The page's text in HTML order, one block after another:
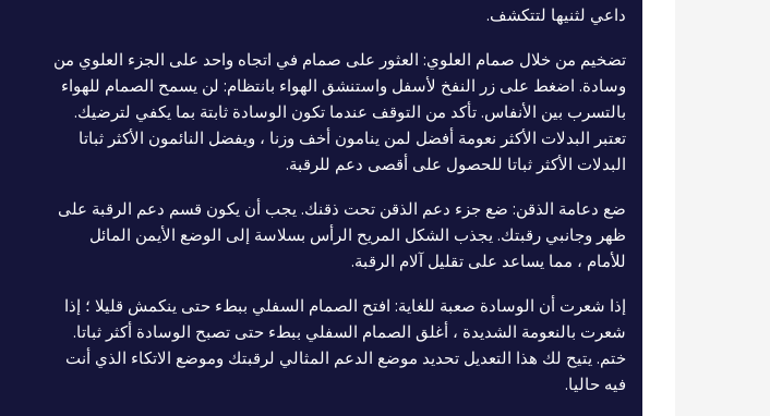
داعي لثنيها لتتكشف.
تضخيم من خلال صمام العلوي: العثور على صمام في اتجاه واحد على الجزء العلوي من
وسادة. اضغط على زر النفخ لأسفل واستنشق الهواء بانتظام: لن يسمح الصمام للهواء
بالتسرب بين الأنفاس. تأكد من التوقف عندما تكون الوسادة ثابتة بما يكفي لترضيك.
تعتبر البدلات الأكثر نعومة أفضل لمن ينامون أخف وزنا ، ويفضل النائمون الأكثر ثباتا
البدلات الأكثر ثباتا للحصول على أقصى دعم للرقبة.
ضع دعامة الذقن: ضع جزء دعم الذقن تحت ذقنك. يجب أن يكون قسم دعم الرقبة على
ظهر وجانبي رقبتك. يجذب الشكل المريح الرأس بسلاسة إلى الوضع الأيمن المائل
للأمام ، مما يساعد على تقليل آلام الرقبة.
إذا شعرت أن الوسادة صعبة للغاية: افتح الصمام السفلي ببطء حتى ينكمش قليلا ؛ إذا
شعرت بالنعومة الشديدة ، أغلق الصمام السفلي ببطء حتى تصبح الوسادة أكثر ثباتا.
ختم. يتيح لك هذا التعديل تحديد موضع الدعم المثالي لرقبتك وموضع الاتكاء الذي أنت
فيه حاليا.